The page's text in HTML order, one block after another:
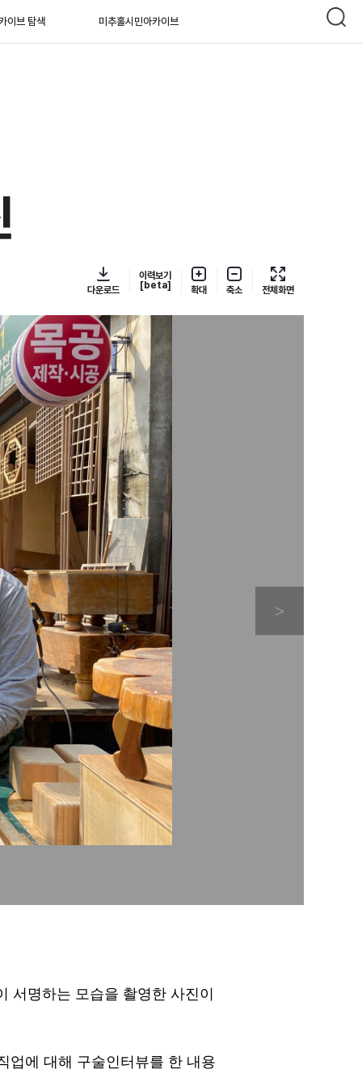
이브 탐색 미추홀시민아카이브
다운로드
이력보기
[beta]
확대 축소 전체화면
서명하는 모습을 촬영한 사진이
업에 대해 구술인터뷰를 한 내용